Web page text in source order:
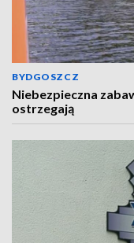
BYDGOSZCZ
Niebezpieczna
ostrzegają